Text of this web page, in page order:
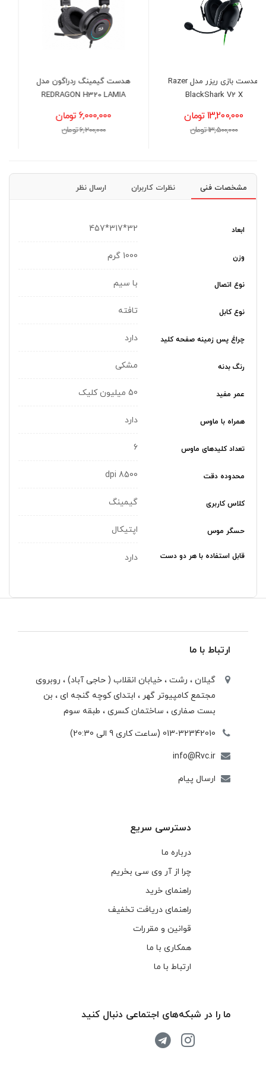
هدست گیمینگ ردراگون مدل
REDRAGON H320 LAMIA
6,000,000 تومان
6,200,000 تومان
هدست گیمینگ ردراگون مدل
REDRAGON H260 HYLAS
3,700,000 تومان
مشخصات فنی نظرات کاربران ارسال نظر
ابعاد 32*317*457
وزن 1000 گرم
نوع اتصال با سیم
نوع کابل تافته
چراغ‌ پس زمینه صفحه کلید دارد
رنگ بدنه مشکی
عمر مفید 50 میلیون کلیک
همراه با ماوس دارد
تعداد کلیدهای ماوس 6
محدوده دقت 8500 dpi
کلاس کاربری گیمینگ
حسگر موس اپتیکال
قابل استفاده با هر دو دست دارد
ارتباط با ما
گیلان ، رشت ، خيابان انقلاب ( حاجی آباد) ، روبروی
مجتمع كامپيوتر گهر ، ابتدای كوچه گنجه ای ، بن
بست صفاری ، ساختمان كسری ، طبقه سوم
013-32342010 (ساعت کاری 9 الی 20:30)
info@Rvc.ir
ارسال پیام
دسترسی سریع
درباره ما
چرا از آر وی سی بخریم
راهنمای خرید
راهنمای دریافت تخفیف
قوانین و مقررات
همکاری با ما
ارتباط با ما
ما را در شبکه‌های اجتماعی دنبال کنید